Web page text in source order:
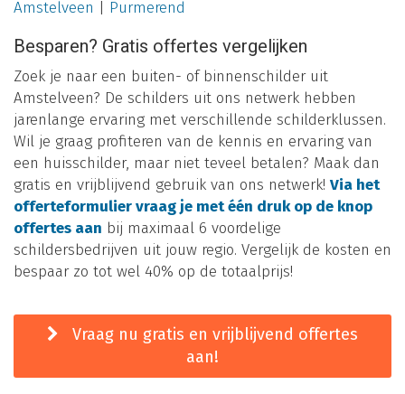
Amstelveen
Purmerend
Besparen? Gratis offertes vergelijken
Zoek je naar een buiten- of binnenschilder uit
Amstelveen? De schilders uit ons netwerk hebben
jarenlange ervaring met verschillende schilderklussen.
Wil je graag profiteren van de kennis en ervaring van
een huisschilder, maar niet teveel betalen? Maak dan
gratis en vrijblijvend gebruik van ons netwerk! Via het
offerteformulier vraag je met één druk op de knop
offertes aan bij maximaal 6 voordelige
schildersbedrijven uit jouw regio. Vergelijk de kosten en
bespaar zo tot wel 40% op de totaalprijs!
Vraag nu gratis en vrijblijvend offertes
aan!